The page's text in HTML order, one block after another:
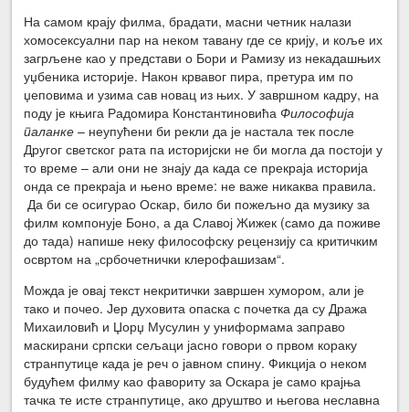
На самом крају филма, брадати, масни четник налази
хомосексуални пар на неком тавану где се крију, и коље их
загрљене као у представи о Бори и Рамизу из некадашњих
уџбеника историје. Након крвавог пира, претура им по
џеповима и узима сав новац из њих. У завршном кадру, на
поду је књига Радомира КонстантиновићаФилософија
паланке – неупућени би рекли да је настала тек после
Другог светског рата па историјски не би могла да постоји у
то време – али они не знају да када се прекраја историја
онда се прекраја и њено време: не важе никаква правила.
Да би се осигурао Оскар, било би пожељно да музику за
филм компонује Боно, а да Славој Жижек (само да поживе
до тада) напише неку философску рецензију са критичким
освртом на „србочетнички клерофашизам“.
Можда је овај текст некритички завршен хумором, али је
тако и почео. Јер духовита опаска с почетка да су Дража
Михаиловић и Џорџ Мусулин у униформама заправо
маскирани српски сељаци јасно говори о првом кораку
странпутице када је реч о јавном спину. Фикција о неком
будућем филму као фавориту за Оскара је само крајња
тачка те исте странпутице, ако друштво и његова неславна